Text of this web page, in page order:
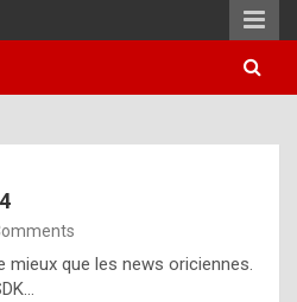
i
mieux que les news oriciennes.